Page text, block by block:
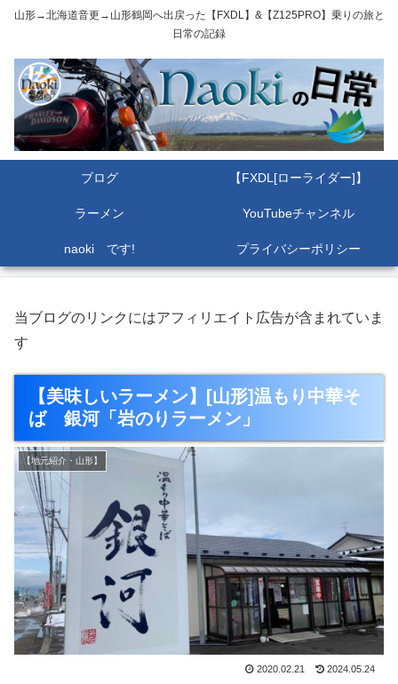
山形→北海道音更→山形鶴岡へ出戻った【FXDL】&【Z125PRO】乗りの旅と
日常の記録
ブログ 【FXDL[ローライダー]】
ラーメン YouTubeチャンネル
naoki です! プライバシーポリシー
当ブログのリンクにはアフィリエイト広告が含まれていま
す
【美味しいラーメン】[山形]温もり中華そ
ば 銀河「岩のりラーメン」
【地元紹介・山形】
2020.02.21 2024.05.24